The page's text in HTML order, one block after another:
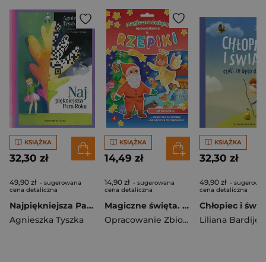
KSIĄŻKA
32,30 zł
49,90 zł - sugerowana
cena detaliczna
Najpiękniejsza Para Roku
Agnieszka Tyszka
KSIĄŻKA
14,49 zł
14,90 zł - sugerowana
cena detaliczna
Magiczne święta. Opowiadanka & rzepiki
Opracowanie Zbiorowe
KSIĄŻKA
32,30 zł
49,90 zł -
cena detaliczna
Chłopiec i
Liliana